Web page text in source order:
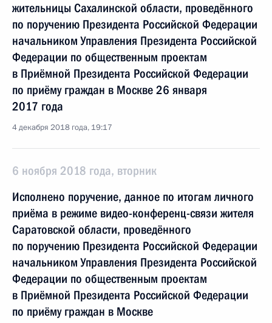
жительницы Сахалинской области, проведённого
по поручению Президента Российской Федерации
начальником Управления Президента Российской
Федерации по общественным проектам
в Приёмной Президента Российской Федерации
по приёму граждан в Москве 26 января
2017 года
4 декабря 2018 года, 19:17
6 ноября 2018 года, вторник
Исполнено поручение, данное по итогам личного
приёма в режиме видео-конференц-связи жителя
Саратовской области, проведённого
по поручению Президента Российской Федерации
начальником Управления Президента Российской
Федерации по общественным проектам
в Приёмной Президента Российской Федерации
по приёму граждан в Москве